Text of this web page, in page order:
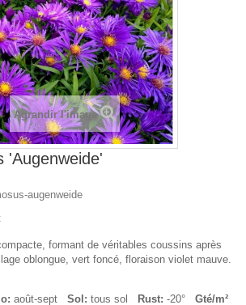
Agrandir l'image
'Augenweide'
augenweide
formant de véritables coussins après
oblongue, vert foncé, floraison violet mauve.
août-sept Sol: tous sol Rust: -20° Gté/m²